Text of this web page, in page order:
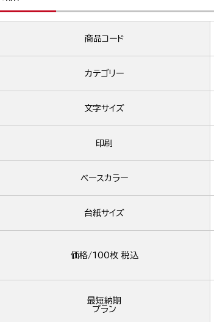
商品コード
カテゴリー
文字サイズ
印刷
ベースカラー
台紙サイズ
価格/100枚 税込
最短納期
プラン